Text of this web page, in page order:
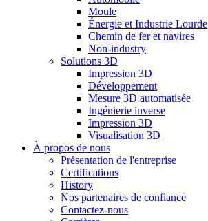
Moule
Énergie et Industrie Lourde
Chemin de fer et navires
Non-industry
Solutions 3D
Impression 3D
Développement
Mesure 3D automatisée
Ingénierie inverse
Impression 3D
Visualisation 3D
À propos de nous
Présentation de l'entreprise
Certifications
History
Nos partenaires de confiance
Contactez-nous